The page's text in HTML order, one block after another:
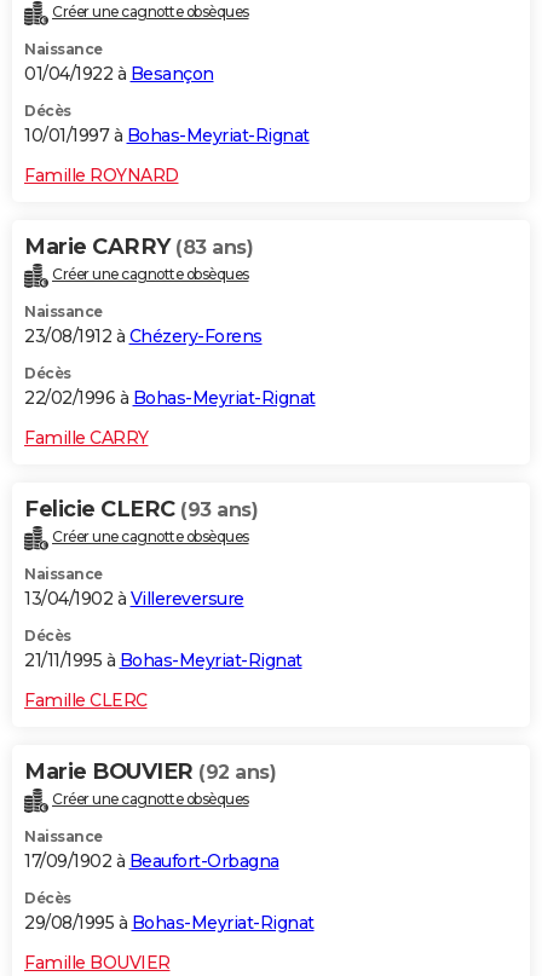
Créer une cagnotte obsèques
Naissance
01/04/1922 à Besançon
Décès
10/01/1997 à Bohas-Meyriat-Rignat
Famille ROYNARD
Marie CARRY (83 ans)
Créer une cagnotte obsèques
Naissance
23/08/1912 à Chézery-Forens
Décès
22/02/1996 à Bohas-Meyriat-Rignat
Famille CARRY
Felicie CLERC (93 ans)
Créer une cagnotte obsèques
Naissance
13/04/1902 à Villereversure
Décès
21/11/1995 à Bohas-Meyriat-Rignat
Famille CLERC
Marie BOUVIER (92 ans)
Créer une cagnotte obsèques
Naissance
17/09/1902 à Beaufort-Orbagna
Décès
29/08/1995 à Bohas-Meyriat-Rignat
Famille BOUVIER